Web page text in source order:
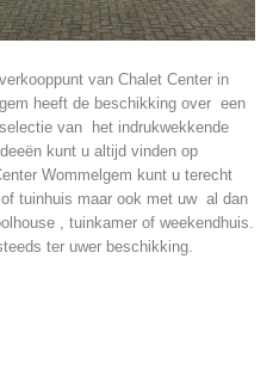
van Chalet Center in
heeft de beschikking over een
van het indrukwekkende
kunt u altijd vinden op
Wommelgem kunt u terecht
tuinhuis maar ook met uw al dan
, tuinkamer of weekendhuis.
ter uwer beschikking.